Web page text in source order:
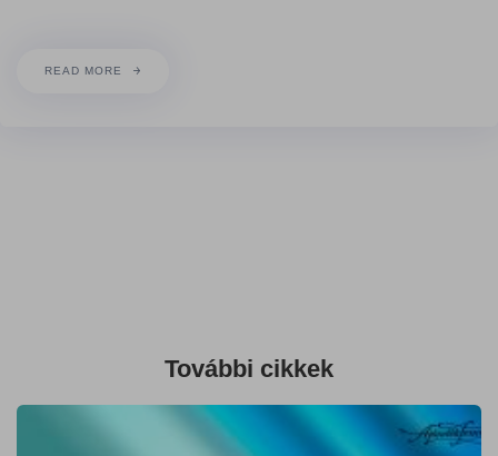
READ MORE
További cikkek